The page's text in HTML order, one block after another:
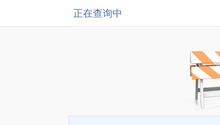
正在查询中